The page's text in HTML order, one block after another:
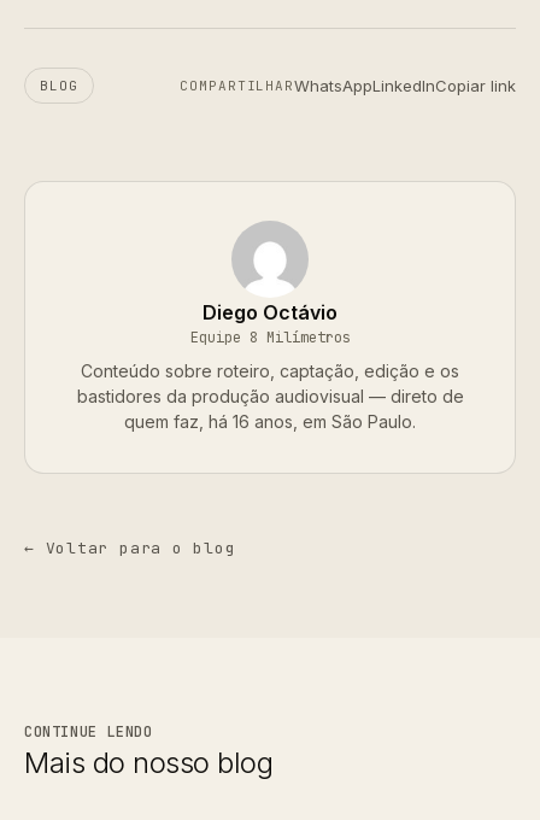
BLOG COMPARTILHARWhatsAppLinkedInCopiar link
Diego Octávio
Equipe 8 Milímetros
Conteúdo sobre roteiro, captação, edição e os
bastidores da produção audiovisual — direto de
quem faz, há 16 anos, em São Paulo.
← Voltar para o blog
CONTINUE LENDO
Mais do nosso blog